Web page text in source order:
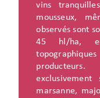
vins
mousseux,
observés sont
45 hl/ha,
marsanne,